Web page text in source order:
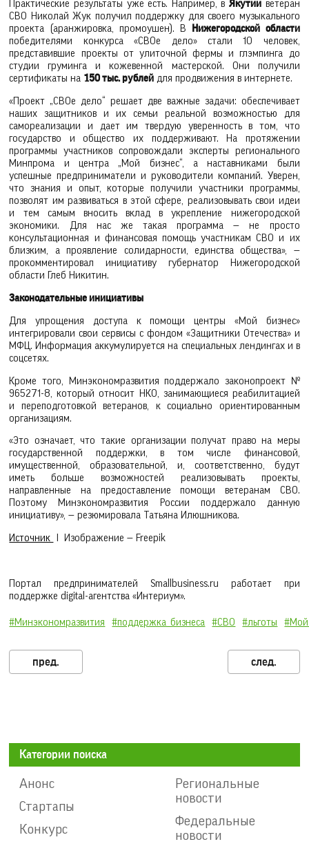
Практические результаты уже есть. Например, в Якутииветеран
СВО Николай Жук получил поддержку для своего музыкального
проекта (аранжировка, промоушен). В
Нижегородской области
победителями конкурса «СВОе дело» стали 10 человек,
представившие проекты от улиточной фермы и глэмпинга до
студии груминга и кожевенной мастерской. Они получили
сертификаты на 150 тыс. рублей для продвижения в интернете.
«Проект „СВОе дело“ решает две важные задачи: обеспечивает
наших защитников и их семьи реальной возможностью для
самореализации и дает им твердую уверенность в том, что
государство и общество их поддерживают. На протяжении
программы участников сопровождали эксперты регионального
Минпрома и центра „Мой бизнес“, а наставниками были
успешные предприниматели и руководители компаний. Уверен,
что знания и опыт, которые получили участники программы,
позволят им развиваться в этой сфере, реализовывать свои идеи
и тем самым вносить вклад в укрепление нижегородской
экономики. Для нас же такая программа — не просто
консультационная и финансовая помощь участникам СВО и их
близким, а проявление солидарности, единства общества», —
прокомментировал инициативу губернатор Нижегородской
области Глеб Никитин.
Законодательные инициативы
Для упрощения доступа к помощи центры «Мой бизнес»
интегрировали свои сервисы с фондом «Защитники Отечества» и
МФЦ. Информация аккумулируется на специальных лендингах и в
соцсетях.
Кроме того, Минэкономразвития поддержало законопроект №
965271-8, который относит НКО, занимающиеся реабилитацией
и переподготовкой ветеранов, к социально ориентированным
организациям.
«Это означает, что такие организации получат право на меры
государственной поддержки, в том числе финансовой,
имущественной, образовательной, и, соответственно, будут
иметь больше возможностей реализовывать проекты,
направленные на предоставление помощи ветеранам СВО.
Поэтому Минэкономразвития России поддержало данную
инициативу», — резюмировала Татьяна Илюшникова.
Источник I Изображение — Freepik
Портал предпринимателей Smallbusiness.ru работает при
поддержке digital-агентства «Интериум».
#Минэкономразвития #поддержка_бизнеса #СВО #льготы
Категории поиска
Анонс
Стартапы
Конкурс
Региональные
новости
Федеральные
новости